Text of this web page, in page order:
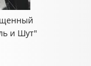
и Шут"